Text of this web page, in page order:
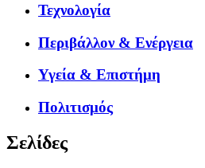
Τεχνολογία
Περιβάλλον & Ενέργεια
Υγεία & Επιστήμη
Πολιτισμός
Σελίδες